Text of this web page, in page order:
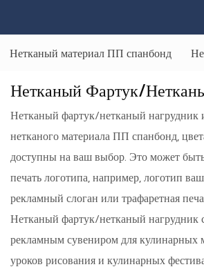
Нетканый материал ПП спанбонд
Нетканый Фартук/
Нетканый фартук/нетканый нагрудник
нетканого материала ПП спанбонд,
доступны на ваш выбор. Это может
печать логотипа, например, логотип
рекламный слоган или трафаретная
Нетканый фартук/нетканый нагрудник
рекламным сувениром для кулинарных
уроков рисования и кулинарных